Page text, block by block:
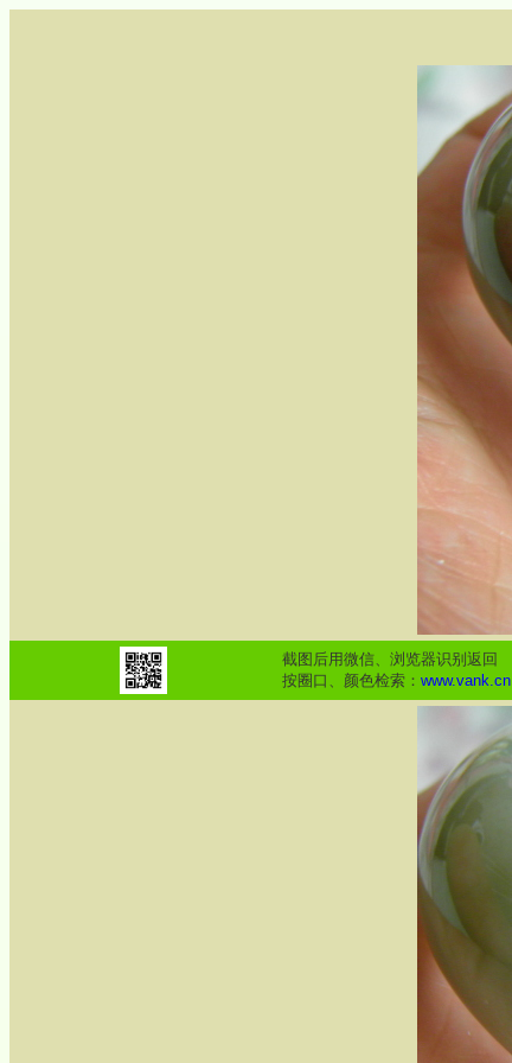
截图后用微信、浏览器识别返回
按圈口、颜色检索： www.vank.cn